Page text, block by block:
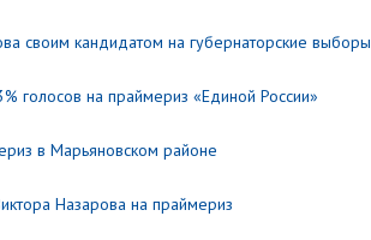
своим кандидатом на губернаторские выборы
голосов на праймериз «Единой России»
в Марьяновском районе
Назарова на праймериз